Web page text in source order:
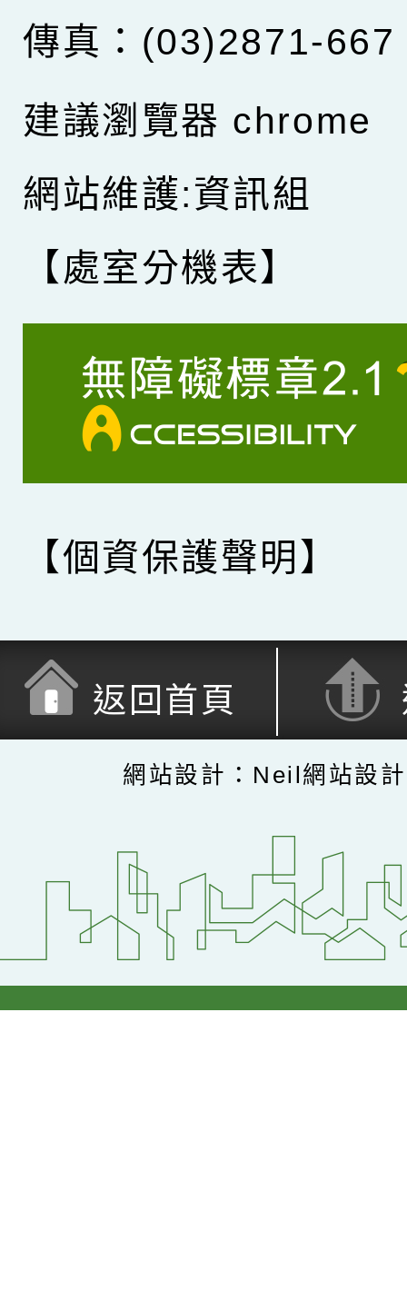
傳真：(03)2871-667
建議瀏覽器 chrome
網站維護:資訊組
【處室分機表】
【個資保護聲明】
返回首頁
網站設計：Neil網站設